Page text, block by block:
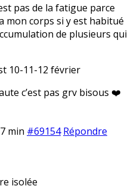
pas de la fatigue parce
mon corps si y est habitué
de plusieurs qui
10-11-12 février
c’est pas grv bisous ❤️
min #69154 Répondre
isolée